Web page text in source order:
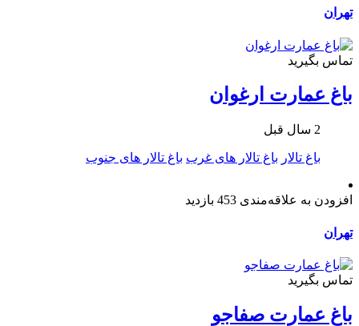
تهران
تماس بگیرید
باغ عمارت ارغوان
2 سال قبل
باغ تالار باغ تالار های غرب باغ تالار های جنوب
افزودن به علاقه‌مندی 453 بازدید
تهران
تماس بگیرید
باغ عمارت صفاجو